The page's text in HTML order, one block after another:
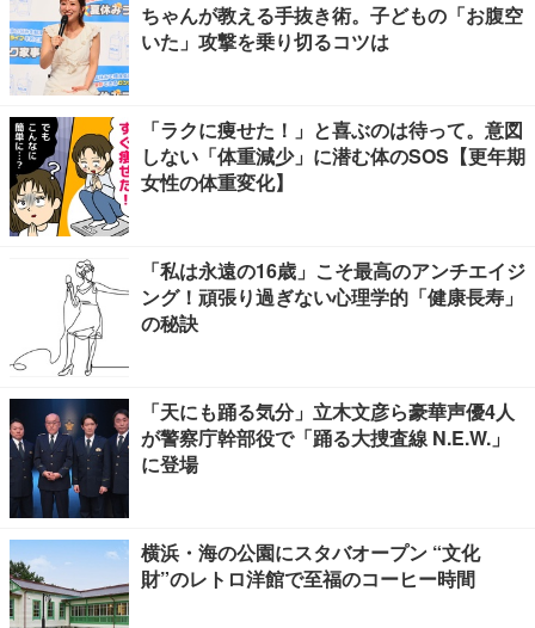
ちゃんが教える手抜き術。子どもの「お腹空
いた」攻撃を乗り切るコツは
「ラクに痩せた！」と喜ぶのは待って。意図
しない「体重減少」に潜む体のSOS【更年期
女性の体重変化】
「私は永遠の16歳」こそ最高のアンチエイジ
ング！頑張り過ぎない心理学的「健康長寿」
の秘訣
「天にも踊る気分」立木文彦ら豪華声優4人
が警察庁幹部役で「踊る大捜査線 N.E.W.」
に登場
横浜・海の公園にスタバオープン “文化
財”のレトロ洋館で至福のコーヒー時間